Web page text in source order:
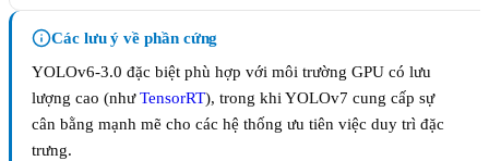
Các lưu ý về phần cứng
YOLOv6-3.0 đặc biệt phù hợp với môi trường GPU có lưu
lượng cao (nhưTensorRT), trong khi YOLOv7 cung cấp sự
cân bằng mạnh mẽ cho các hệ thống ưu tiên việc duy trì đặc
trưng.